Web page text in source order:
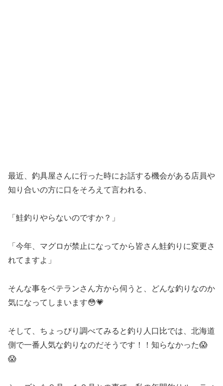
最近、釣具屋さんに行った時にお話する機会がある店員や
知り合いの方に口をそろえて言われる、
「鮭釣りやらないのですか？」
「今年、マグロが禁止になってから皆さん鮭釣りに変更さ
れてますよ」
そんな事をベテランさん方から伺うと、どんな釣りなのか
気になってしまいます😳💗
そして、ちょっぴり調べてみると釣り人口比では、北海道
側で一番人気な釣りなのだそうです！！知らなかった😱
😱